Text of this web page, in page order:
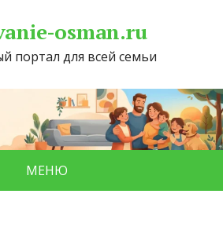
osman.ru
портал для всей семьи
МЕНЮ